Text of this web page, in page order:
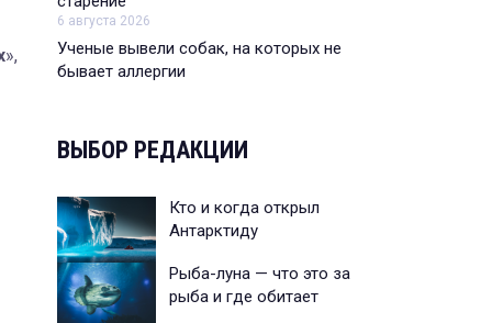
»,
6 августа 2026
Ученые вывели собак, на которых не
бывает аллергии
ВЫБОР РЕДАКЦИИ
Кто и когда открыл
Антарктиду
Рыба-луна — что это за
рыба и где обитает